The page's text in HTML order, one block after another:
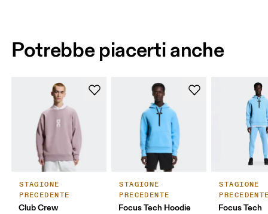
Potrebbe piacerti anche
STAGIONE
PRECEDENTE
Club Crew
STAGIONE
PRECEDENTE
Focus Tech Hoodie
STAGIONE
Focus Tech